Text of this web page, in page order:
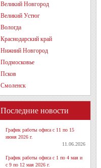
Великий Новгород
Великий Устюг
Вологда
Краснодарский край
Нижний Новгород
Подмосковье
Псков
Смоленск
Последние новости
График работы офиса с 11 по 15
июня 2026 г.
11.06.2026
График работы офиса с 1 по 4 мая и
с 9 по 12 мая 2026 г.